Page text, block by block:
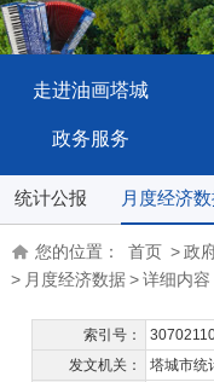
走进油画塔城
政务服务
统计公报 月度经济
您的位置： 首页 >政
> 月度经济数据>详细内容
索引号：
发文机关：
塔城市统